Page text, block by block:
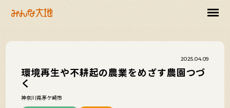
2025.04.09
環境再生や不耕起の農業をめざす農園つづ
く
神奈川県茅ケ崎市